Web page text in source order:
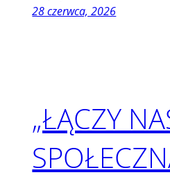
28 czerwca, 2026
„ŁĄCZY